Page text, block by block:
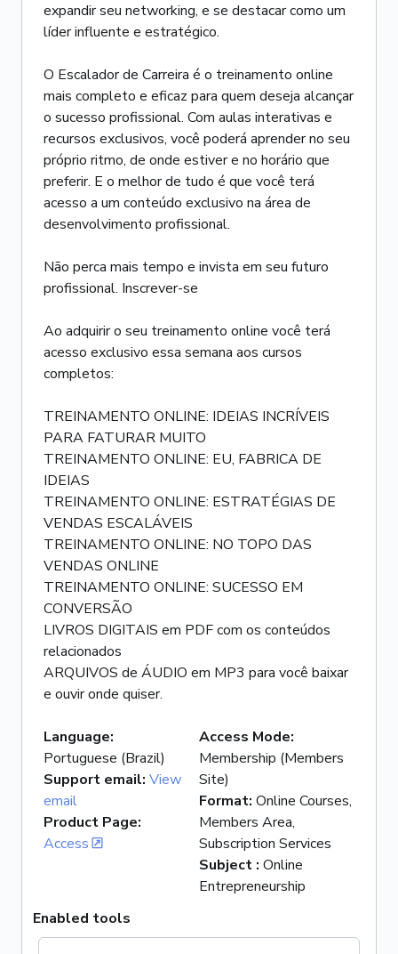
expandir seu networking, e se destacar como um
líder influente e estratégico.
O Escalador de Carreira é o treinamento online
mais completo e eficaz para quem deseja alcançar
o sucesso profissional. Com aulas interativas e
recursos exclusivos, você poderá aprender no seu
próprio ritmo, de onde estiver e no horário que
preferir. E o melhor de tudo é que você terá
acesso a um conteúdo exclusivo na área de
desenvolvimento profissional.
Não perca mais tempo e invista em seu futuro
profissional. Inscrever-se
Ao adquirir o seu treinamento online você terá
acesso exclusivo essa semana aos cursos
completos:
TREINAMENTO ONLINE: IDEIAS INCRÍVEIS
PARA FATURAR MUITO
TREINAMENTO ONLINE: EU, FABRICA DE
IDEIAS
TREINAMENTO ONLINE: ESTRATÉGIAS DE
VENDAS ESCALÁVEIS
TREINAMENTO ONLINE: NO TOPO DAS
VENDAS ONLINE
TREINAMENTO ONLINE: SUCESSO EM
CONVERSÃO
LIVROS DIGITAIS em PDF com os conteúdos
relacionados
ARQUIVOS de ÁUDIO em MP3 para você baixar
e ouvir onde quiser.
Language:
Portuguese (Brazil)
Support email: View
email
Product Page:
Access
Access Mode:
Membership (Members
Site)
Format: Online Courses,
Members Area,
Subscription Services
Subject : Online
Entrepreneurship
Enabled tools